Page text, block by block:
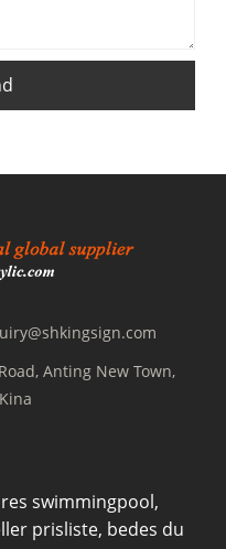
Anting New Town,
swimmingpool,
prisliste, bedes du